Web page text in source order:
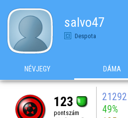
salvo47
Despota
NÉVJEGY DÁMA
123
pontszám
21292
49%